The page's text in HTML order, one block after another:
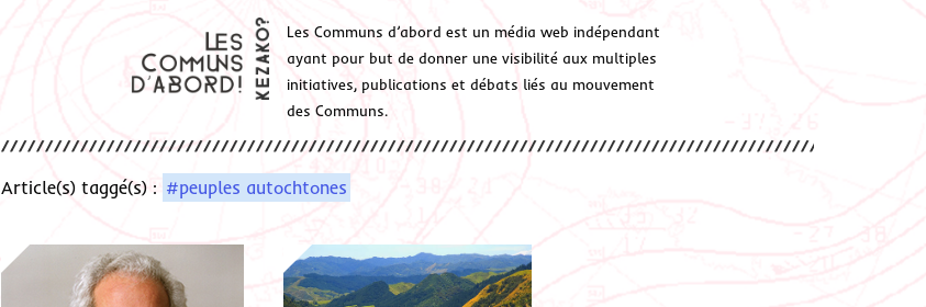
Les Communs d’abord est un média web indépendant
ayant pour but de donner une visibilité aux multiples
initiatives, publications et débats liés au mouvement
des Communs.
Article(s) taggé(s) : #peuples autochtones